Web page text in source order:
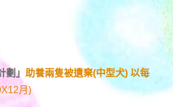
劃」 助養兩隻被遺棄(中型犬) 以每
月)